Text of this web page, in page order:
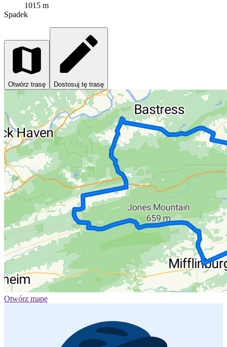
1015 m
Spadek
Otwórz trasę Dostosuj tę trasę
Otwórz mapę